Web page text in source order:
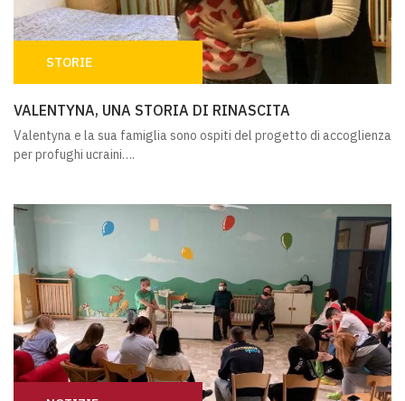
STORIE
VALENTYNA, UNA STORIA DI RINASCITA
Valentyna e la sua famiglia sono ospiti del progetto di accoglienza
per profughi ucraini….